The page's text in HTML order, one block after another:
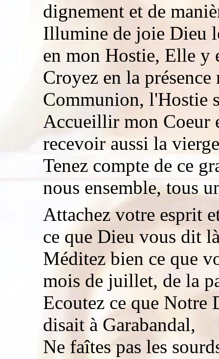
dignement et de
Illumine de joie Dieu
en mon Hostie, Elle y
Croyez en la
Communion, l'Hostie
Accueillir mon Coeur
recevoir aussi la
Tenez compte de ce
nous ensemble, tous
Attachez votre esprit
ce que Dieu vous dit
Méditez bien ce que
mois de juillet, de la
Ecoutez ce que Notre
disait à Garabandal,
Ne faîtes pas les